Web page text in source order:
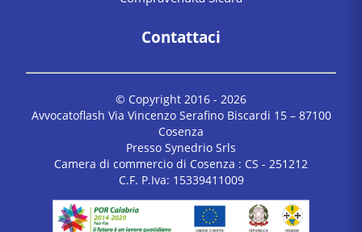
Contattaci
© Copyright 2016 - 2026
Avvocatoflash Via Vincenzo Serafino Biscardi 15 – 87100
Cosenza
Presso Synedrio Srls
Camera di commercio di Cosenza : CS - 251212
C.F. P.Iva: 15339411009